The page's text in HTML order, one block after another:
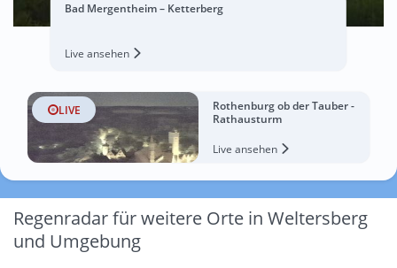
Bad Mergentheim – Ketterberg
Live ansehen
LIVE
Rothenburg ob der Tauber -
Rathausturm
Live ansehen
Regenradar für weitere Orte in Weltersberg
und Umgebung